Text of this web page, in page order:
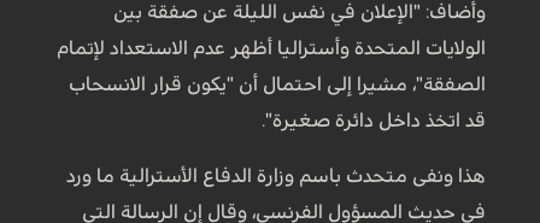
وأضاف: "الإعلان في نفس الليلة عن صفقة بين
الولايات المتحدة وأستراليا أظهر عدم الاستعداد لإتمام
الصفقة"، مشيرا إلى احتمال أن "يكون قرار الانسحاب
قد اتخذ داخل دائرة صغيرة".
هذا ونفى متحدث باسم وزارة الدفاع الأسترالية ما ورد
في حديث المسؤول الفرنسي، وقال إن الرسالة التي